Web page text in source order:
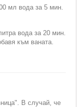
мл вода за 5 мин.
вода за 20 мин.
към ваната.
В случай, че